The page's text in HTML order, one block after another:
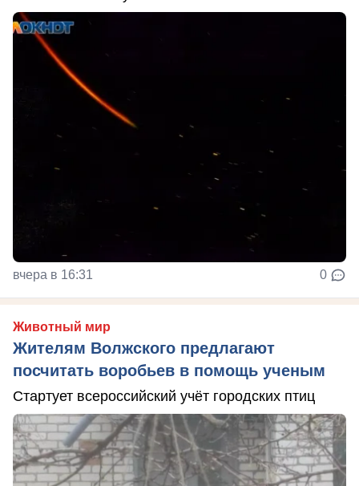
вчера в 16:31 0
Животный мир
Жителям Волжского предлагают
посчитать воробьев в помощь ученым
Стартует всероссийский учёт городских птиц